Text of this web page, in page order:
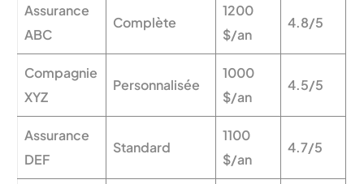
Assurance
ABC
Complète
1200
$/an
4.8/5
Compagnie
XYZ
Personnalisée
1000
$/an
4.5/5
Assurance
DEF
Standard
1100
$/an
4.7/5